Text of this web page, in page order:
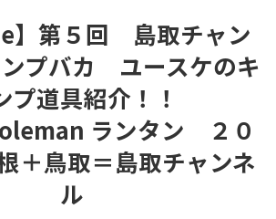
】第５回 島取チャン
プバカ ユースケのキ
プ道具紹介！！
ランタン ２０
＋鳥取＝島取チャンネ
ル